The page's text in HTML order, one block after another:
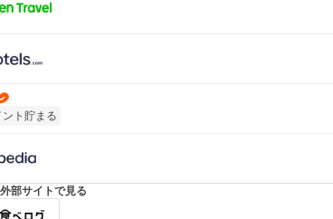
ント貯まる
部サイトで見る